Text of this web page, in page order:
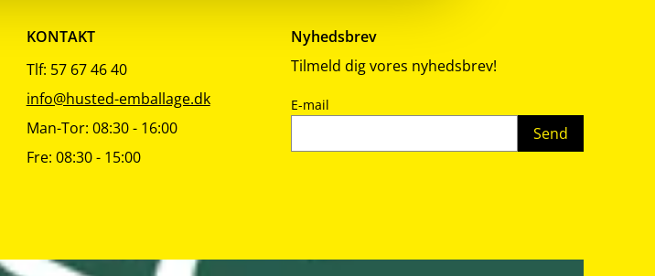
KONTAKT
Tlf: 57 67 46 40
info@husted-emballage.dk
Man-Tor: 08:30 - 16:00
Fre: 08:30 - 15:00
Nyhedsbrev
Tilmeld dig vores nyhedsbrev!
E-mail
Send